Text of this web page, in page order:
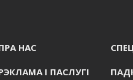
НАС
I ПАСЛУГI